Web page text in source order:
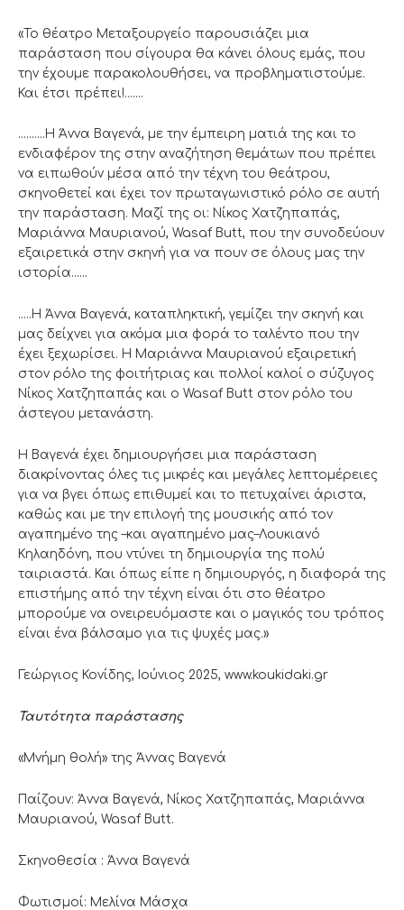
«Το θέατρο Μεταξουργείο παρουσιάζει μια
παράσταση που σίγουρα θα κάνει όλους εμάς, που
την έχουμε παρακολουθήσει, να προβληματιστούμε.
Και έτσι πρέπει!…….
……….Η Άννα Βαγενά, με την έμπειρη ματιά της και το
ενδιαφέρον της στην αναζήτηση θεμάτων που πρέπει
να ειπωθούν μέσα από την τέχνη του θεάτρου,
σκηνοθετεί και έχει τον πρωταγωνιστικό ρόλο σε αυτή
την παράσταση. Μαζί της οι: Νίκος Χατζηπαπάς,
Μαριάννα Μαυριανού, Wasaf Butt, που την συνοδεύουν
εξαιρετικά στην σκηνή για να πουν σε όλους μας την
ιστορία……
…..Η Άννα Βαγενά, καταπληκτική, γεμίζει την σκηνή και
μας δείχνει για ακόμα μια φορά το ταλέντο που την
έχει ξεχωρίσει. Η Μαριάννα Μαυριανού εξαιρετική
στον ρόλο της φοιτήτριας και πολλοί καλοί ο σύζυγος
Νίκος Χατζηπαπάς και ο Wasaf Butt στον ρόλο του
άστεγου μετανάστη.
Η Βαγενά έχει δημιουργήσει μια παράσταση
διακρίνοντας όλες τις μικρές και μεγάλες λεπτομέρειες
για να βγει όπως επιθυμεί και το πετυχαίνει άριστα,
καθώς και με την επιλογή της μουσικής από τον
αγαπημένο της –και αγαπημένο μας–Λουκιανό
Κηλαηδόνη, που ντύνει τη δημιουργία της πολύ
ταιριαστά. Και όπως είπε η δημιουργός, η διαφορά της
επιστήμης από την τέχνη είναι ότι στο θέατρο
μπορούμε να ονειρευόμαστε και ο μαγικός του τρόπος
είναι ένα βάλσαμο για τις ψυχές μας.»
Γεώργιος Κονίδης, Ιούνιος 2025, www.koukidaki.gr
Ταυτότητα παράστασης
«Μνήμη θολή» της Άννας Βαγενά
Παίζουν: Άννα Βαγενά, Νίκος Χατζηπαπάς, Μαριάννα
Μαυριανού, Wasaf Butt.
Σκηνοθεσία : Άννα Βαγενά
Φωτισμοί: Μελίνα Μάσχα